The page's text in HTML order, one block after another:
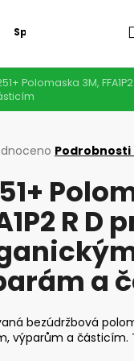
Speciální nabídka
Polomaska 3M,
R D
a
bezúdržbová
výparům a částicím.